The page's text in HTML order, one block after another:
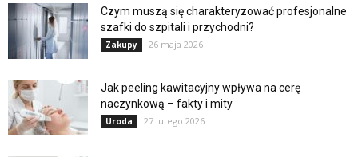
Czym muszą się charakteryzować profesjonalne
szafki do szpitali i przychodni?
Zakupy 26 maja 2026
Jak peeling kawitacyjny wpływa na cerę
naczynkową – fakty i mity
Uroda 27 lutego 2026